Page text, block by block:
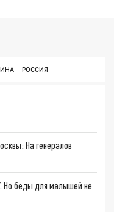
РОССИЯ
На генералов
Но беды для малышей не